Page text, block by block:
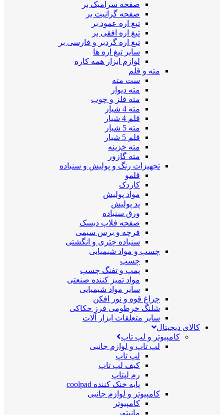
صفحه سرامیک بر
صفحه گرانیت بر
تیغ اره عمود بر
تیغ اره افقی بر
تیغ اره گردبر و فارسی بر
سایر تیغ اره ها
لوازم ابزار همه کاره
مته و قلم
ست مته
مته دیوار
مته فلز و چوب
مته 4 شیار
قلم 4 شیار
مته 5 شیار
قلم 5 شیار
مته خزینه
مته گازور
تجهیزات رنگ و پولیش و سنباده
قلمو
کاردک
مواد پولیش
پد پولیش
ورق سنباده
صفحه فلاپ دیسک
فرچه و برس سیمی
سنباده چتری و انگشتی
چسب و مواد شیمیایی
چسب
پمپ و تفنگ چسب
مواد تمیز کننده صنعتی
سایر مواد شیمیایی
چراغ قوه و نور افکن
شلنگ خرطومی فرز حکاکی
سایر متعلقات ابزار آلات
کالای دیجیتال
کامپیوتر و لپ تاپ
لپ تاپ و لوازم جانبی
لپ تاپ
کیف لپ تاپ
رم لپتاپ
پایه خنک کننده coolpad
کامپیوتر و لوازم جانبی
کامپیوتر
مانیتور